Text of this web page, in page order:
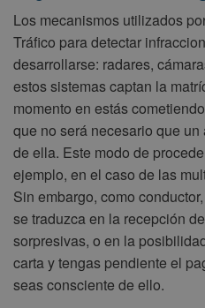
Los mecanismos utilizados
Tráfico para detectar
desarrollarse: radares,
estos sistemas captan la
momento en estás
que no será necesario que
de ella. Este modo de
ejemplo, en el caso de las
Sin embargo, como
se traduzca en la recepción
sorpresivas, o en la
carta y tengas pendiente el
seas consciente de ello.